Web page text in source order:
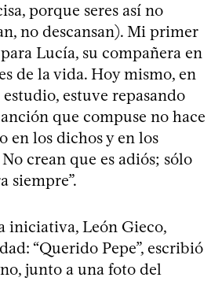
porque seres así no
no descansan). Mi primer
Lucía, su compañera en
de la vida. Hoy mismo, en
estuve repasando
que compuse no hace
en los dichos y en los
crean que es adiós; sólo
siempre”.
iniciativa, León Gieco,
“Querido Pepe”, escribió
junto a una foto del